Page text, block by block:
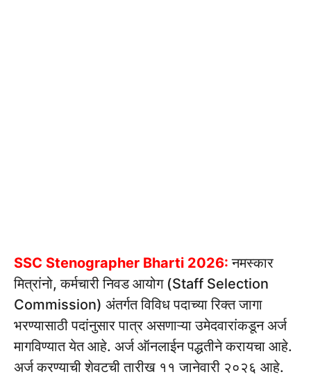
SSC Stenographer Bharti 2026: नमस्कार
मित्रांनो, कर्मचारी निवड आयोग (Staff Selection
Commission) अंतर्गत विविध पदाच्या रिक्त जागा
भरण्यासाठी पदांनुसार पात्र असणाऱ्या उमेदवारांकडून अर्ज
मागविण्यात येत आहे. अर्ज ऑनलाईन पद्धतीने करायचा आहे.
अर्ज करण्याची शेवटची तारीख ११ जानेवारी २०२६ आहे.